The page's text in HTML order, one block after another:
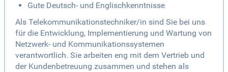
Gute Deutsch- und Englischkenntnisse
Als Telekommunikationstechniker/in sind Sie bei uns
für die Entwicklung, Implementierung und Wartung von
Netzwerk- und Kommunikationssystemen
verantwortlich. Sie arbeiten eng mit dem Vertrieb und
der Kundenbetreuung zusammen und stehen als